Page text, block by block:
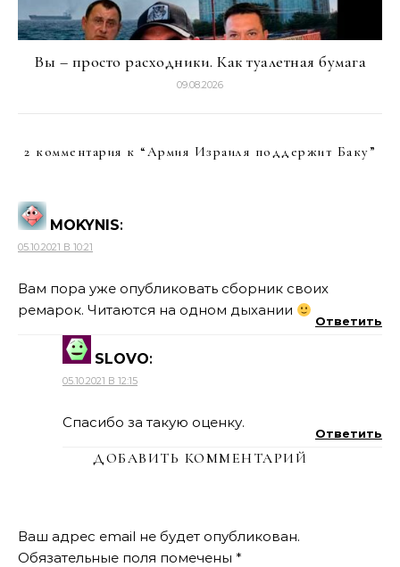
Вы – просто расходники. Как туалетная бумага
09.08.2026
2 комментария к “Армия Израиля поддержит Баку”
MOKYNIS:
05.10.2021 В 10:21
Вам пора уже опубликовать сборник своих
ремарок. Читаются на одном дыхании
Ответить
SLOVO:
05.10.2021 В 12:15
Спасибо за такую оценку.
Ответить
ДОБАВИТЬ КОММЕНТАРИЙ
Ваш адрес email не будет опубликован.
Обязательные поля помечены *